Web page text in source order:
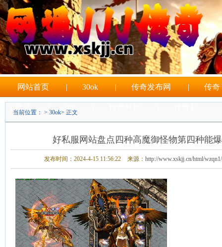
网站首页 | 30ok | 传奇发布网 | 传奇
当前位置： > 30ok> 正文
好私服网站盘点四种高魔御怪物第四种能
发布时间：2024-4-15 11:56:22 来源： http://www.xskjj.cn/html/